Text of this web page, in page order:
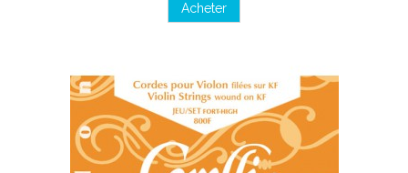
Acheter